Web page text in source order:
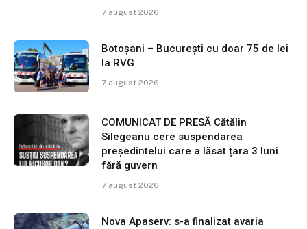
7 august 2026
Botoșani – București cu doar 75 de lei
la RVG
7 august 2026
COMUNICAT DE PRESĂ Cătălin
Silegeanu cere suspendarea
președintelui care a lăsat țara 3 luni
fără guvern
7 august 2026
Nova Apaserv: s-a finalizat avaria